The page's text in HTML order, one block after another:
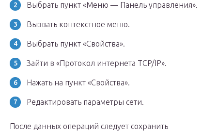
Выбрать пункт «Меню — Панель управления».
Вызвать контекстное меню.
Выбрать пункт «Свойства».
Зайти в «Протокол интернета TCP/IP».
Нажать на пункт «Свойства».
Редактировать параметры сети.
После данных операций следует сохранить